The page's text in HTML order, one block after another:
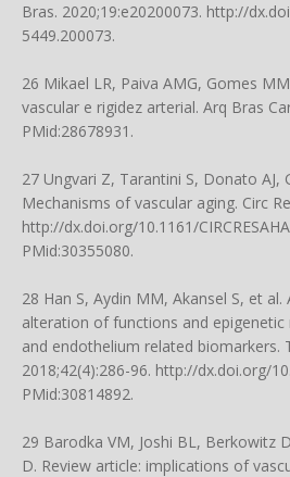
Bras. 2020;19:e20200073. http://
5449.200073.
26 Mikael LR, Paiva AMG, Gomes
vascular e rigidez arterial. Arq Bras
PMid:28678931.
27 Ungvari Z, Tarantini S, Donato AJ,
Mechanisms of vascular aging. Circ
http://dx.doi.org/10.1161/
PMid:30355080.
28 Han S, Aydin MM, Akansel S, et
alteration of functions and
and endothelium related biomarkers.
2018;42(4):286-96. http://dx.doi.org/
PMid:30814892.
29 Barodka VM, Joshi BL, Berkowitz
D. Review article: implications of